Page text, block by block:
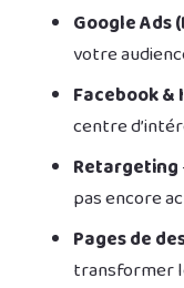
Google Ads
votre
Facebook &
centre
Retargeting
pas encore
Pages de
transformer